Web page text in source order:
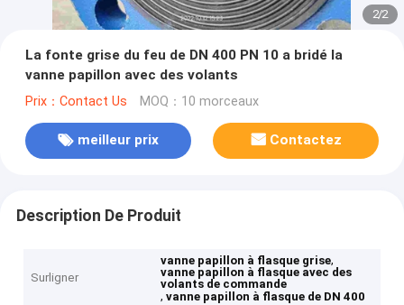
2/2
La fonte grise du feu de DN 400 PN 10 a bridé la
vanne papillon avec des volants
Prix：Contact Us MOQ：10 morceaux
meilleur prix Contactez
Description De Produit
Surligner
vanne papillon à flasque grise,
vanne papillon à flasque avec des
volants de commande
,vanne papillon à flasque de DN 400